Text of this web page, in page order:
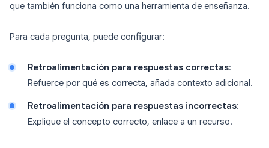
que también funciona como una herramienta de enseñanza.
Para cada pregunta, puede configurar:
Retroalimentación para respuestas correctas:
Refuerce por qué es correcta, añada contexto adicional.
Retroalimentación para respuestas incorrectas:
Explique el concepto correcto, enlace a un recurso.